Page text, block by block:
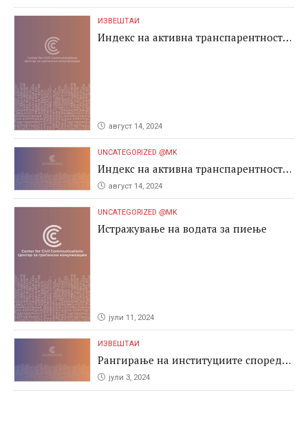
ИЗВЕШТАИ
Индекс на активна транспарентност
август 14, 2024
UNCATEGORIZED @MK
Индекс на активна транспарентност
2024август 14, 2024
UNCATEGORIZED @MK
Истражување на водата за пиење
јули 11, 2024
ИЗВЕШТАИ
Рангирање на институциите според
антикорупциските перформаси во
јавните набавки
јули 3, 2024